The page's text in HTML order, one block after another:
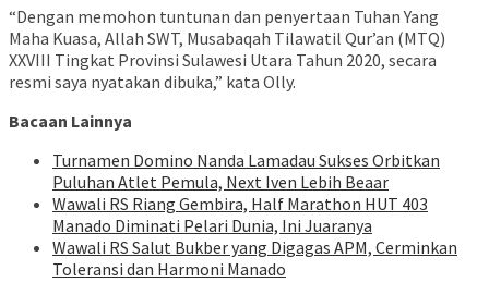
“Dengan memohon tuntunan dan penyertaan Tuhan Yang
Maha Kuasa, Allah SWT, Musabaqah Tilawatil Qur’an (MTQ)
XXVIII Tingkat Provinsi Sulawesi Utara Tahun 2020, secara
resmi saya nyatakan dibuka,” kata Olly.
Bacaan Lainnya
Turnamen Domino Nanda Lamadau Sukses Orbitkan
Puluhan Atlet Pemula, Next Iven Lebih Beaar
Wawali RS Riang Gembira, Half Marathon HUT 403
Manado Diminati Pelari Dunia, Ini Juaranya
Wawali RS Salut Bukber yang Digagas APM, Cerminkan
Toleransi dan Harmoni Manado